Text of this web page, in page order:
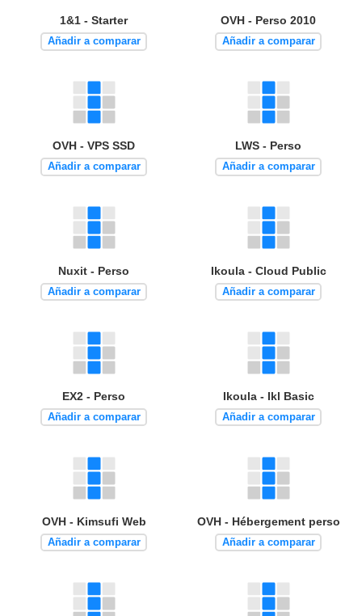
1&1 - Starter
Añadir a comparar
OVH - Perso 2010
Añadir a comparar
OVH - VPS SSD
Añadir a comparar
LWS - Perso
Añadir a comparar
Nuxit - Perso
Añadir a comparar
Ikoula - Cloud Public
Añadir a comparar
EX2 - Perso
Añadir a comparar
Ikoula - Ikl Basic
Añadir a comparar
OVH - Kimsufi Web
Añadir a comparar
OVH - Hébergement perso
Añadir a comparar